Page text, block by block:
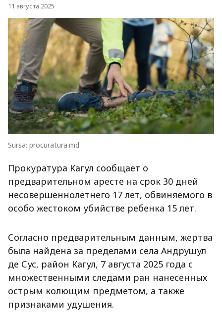
11 августа 2025
Sursa: procuratura.md
Прокуратура Кагул сообщает о
предварительном аресте на срок 30 дней
несовершеннолетнего 17 лет, обвиняемого в
особо жестоком убийстве ребенка 15 лет.
Согласно предварительным данным, жертва
была найдена за пределами села Андрушул
де Сус, район Кагул, 7 августа 2025 года с
множественными следами ран нанесенных
острым колющим предметом, а также
признаками удушения.